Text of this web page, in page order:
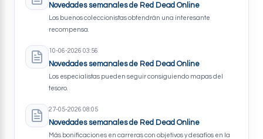
Novedades semanales de Red Dead Online
Los buenos coleccionistas obtendrán una interesante
recompensa.
10-06-2026 03:56
Novedades semanales de Red Dead Online
Los especialistas pueden seguir consiguiendo mapas del
tesoro.
27-05-2026 08:05
Novedades semanales de Red Dead Online
Más bonificaciones en carreras con objetivos y desafíos en la